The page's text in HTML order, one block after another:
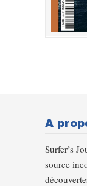
A
Surfer’s
source